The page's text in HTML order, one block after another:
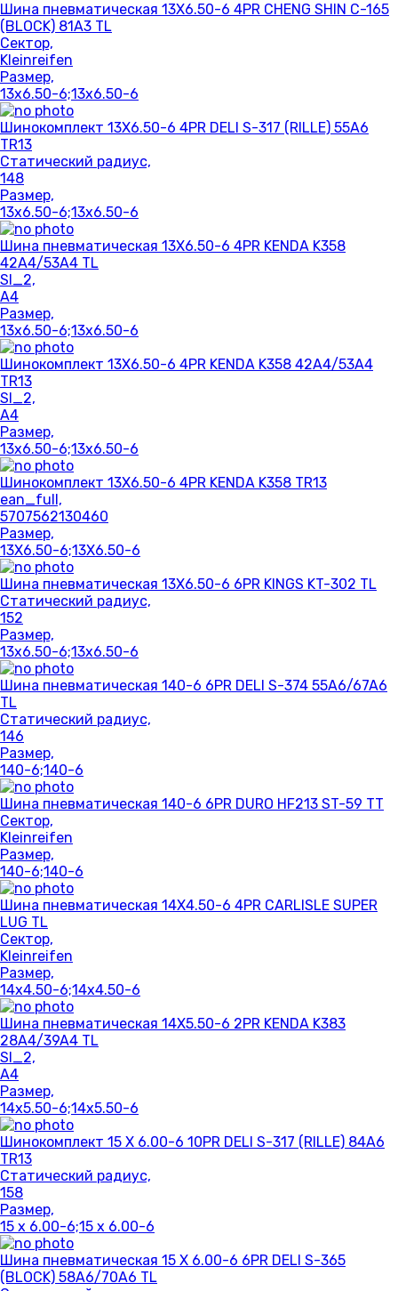
Шина пневматическая 13X6.50-6 4PR CHENG SHIN C-165
(BLOCK) 81A3 TL
Сектор,
Kleinreifen
Размер,
13x6.50-6;13x6.50-6
Шинокомплект 13X6.50-6 4PR DELI S-317 (RILLE) 55A6
TR13
Статический радиус,
148
Размер,
13x6.50-6;13x6.50-6
Шина пневматическая 13X6.50-6 4PR KENDA K358
42A4/53A4 TL
SI_2,
A4
Размер,
13x6.50-6;13x6.50-6
Шинокомплект 13X6.50-6 4PR KENDA K358 42A4/53A4
TR13
SI_2,
A4
Размер,
13x6.50-6;13x6.50-6
Шинокомплект 13X6.50-6 4PR KENDA K358 TR13
ean_full,
5707562130460
Размер,
13X6.50-6;13X6.50-6
Шина пневматическая 13X6.50-6 6PR KINGS KT-302 TL
Статический радиус,
152
Размер,
13x6.50-6;13x6.50-6
Шина пневматическая 140-6 6PR DELI S-374 55A6/67A6
TL
Статический радиус,
146
Размер,
140-6;140-6
Шина пневматическая 140-6 6PR DURO HF213 ST-59 TT
Сектор,
Kleinreifen
Размер,
140-6;140-6
Шина пневматическая 14X4.50-6 4PR CARLISLE SUPER
LUG TL
Сектор,
Kleinreifen
Размер,
14x4.50-6;14x4.50-6
Шина пневматическая 14X5.50-6 2PR KENDA K383
28A4/39A4 TL
SI_2,
A4
Размер,
14x5.50-6;14x5.50-6
Шинокомплект 15 X 6.00-6 10PR DELI S-317 (RILLE) 84A6
TR13
Статический радиус,
158
Размер,
15 x 6.00-6;15 x 6.00-6
Шина пневматическая 15 X 6.00-6 6PR DELI S-365
(BLOCK) 58A6/70A6 TL